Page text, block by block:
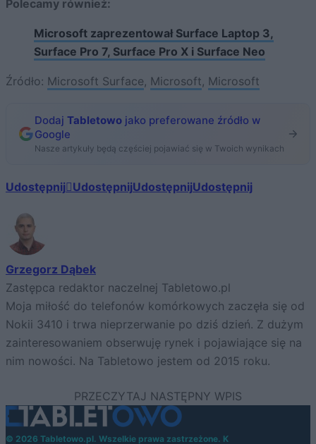
Polecamy również:
Microsoft zaprezentował Surface Laptop 3,
Surface Pro 7, Surface Pro X i Surface Neo
Źródło: Microsoft Surface, Microsoft, Microsoft
Dodaj Tabletowo jako preferowane źródło w
Google
Nasze artykuły będą częściej pojawiać się w Twoich wynikach
Udostępnij UdostępnijUdostępnijUdostępnij
Grzegorz Dąbek
Zastępca redaktor naczelnej Tabletowo.pl
Moja miłość do telefonów komórkowych zaczęła się od
Nokii 3410 i trwa nieprzerwanie po dziś dzień. Z dużym
zainteresowaniem obserwuję rynek i pojawiające się na
nim nowości. Na Tabletowo jestem od 2015 roku.
© 2026 Tabletowo.pl. Wszelkie prawa zastrzeżone. K